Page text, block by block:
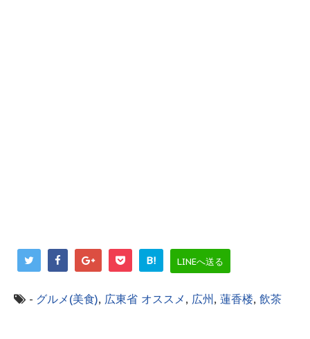
B! LINEへ送る
- グルメ(美食), 広東省 オススメ , 広州, 蓮香楼, 飲茶